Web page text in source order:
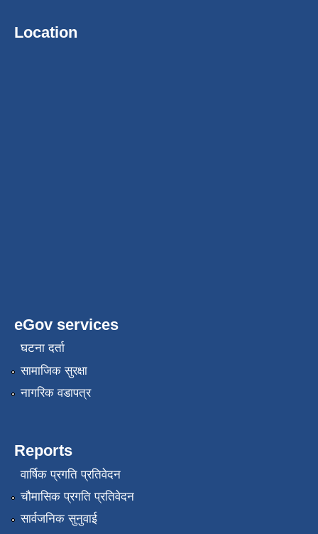
Location
eGov services
घटना दर्ता
सामाजिक सुरक्षा
नागरिक वडापत्र
Reports
वार्षिक प्रगति प्रतिवेदन
चौमासिक प्रगति प्रतिवेदन
सार्वजनिक सुनुवाई